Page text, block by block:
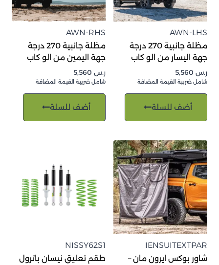
AWN-LHS
مظلة جانبية 270 درجة
جهة اليسار من الو كاب
ر.س
شامل ضريبة القيمة المضافة
أضف للسلة
AWN-RHS
مظلة جانبية 270 درجة
جهة اليمين من الو كاب
ر.س
شامل ضريبة القيمة المضافة
أضف للسلة
IENSUITEXTPAR
شاور بوكس ايرون مان –
NISSY62S1
طقم تعليق نيسان باترول